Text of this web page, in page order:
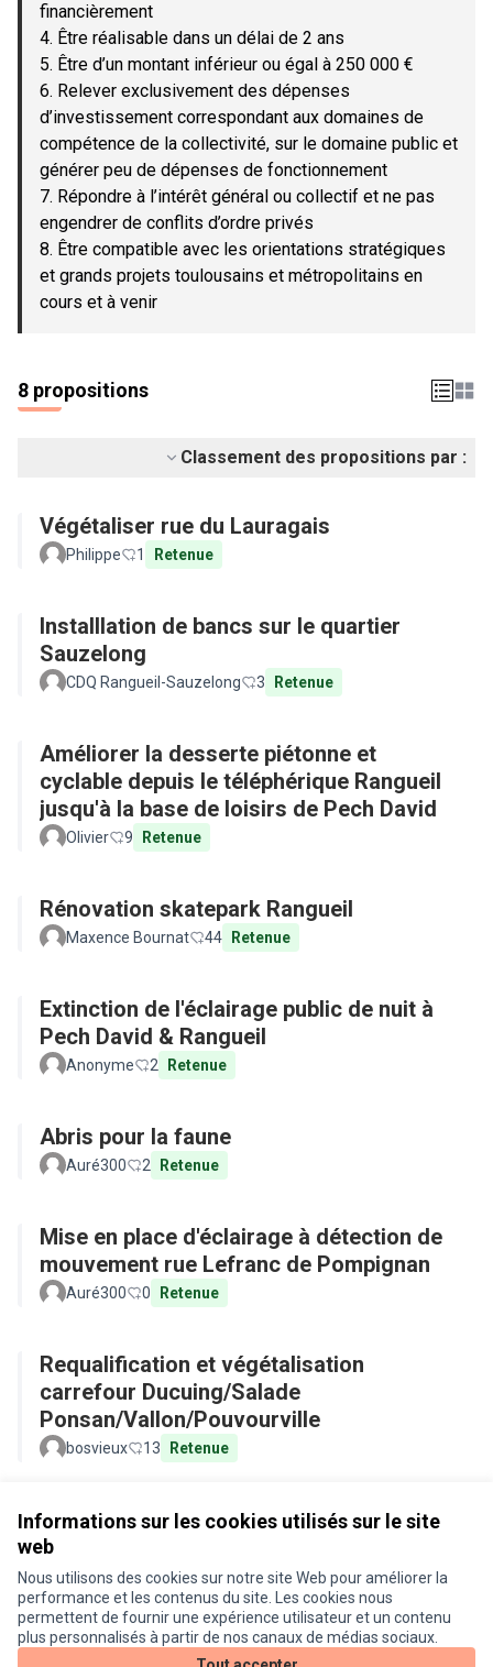
Informations sur les cookies utilisés sur le site
web
Nous utilisons des cookies sur notre site Web pour améliorer la
performance et les contenus du site. Les cookies nous
permettent de fournir une expérience utilisateur et un contenu
plus personnalisés à partir de nos canaux de médias sociaux.
financièrement
4. Être réalisable dans un délai de 2 ans
5. Être d’un montant inférieur ou égal à 250 000 €
6. Relever exclusivement des dépenses
d’investissement correspondant aux domaines de
compétence de la collectivité, sur le domaine public et
générer peu de dépenses de fonctionnement
7. Répondre à l’intérêt général ou collectif et ne pas
engendrer de conflits d’ordre privés
8. Être compatible avec les orientations stratégiques
et grands projets toulousains et métropolitains en
cours et à venir
8 propositions
Classement des propositions par :
Végétaliser rue du Lauragais
Philippe 1 Retenue
Installlation de bancs sur le quartier
Sauzelong
CDQ Rangueil-Sauzelong 3 Retenue
Améliorer la desserte piétonne et
cyclable depuis le téléphérique Rangueil
jusqu'à la base de loisirs de Pech David
Olivier 9 Retenue
Rénovation skatepark Rangueil
Maxence Bournat 44 Retenue
Extinction de l'éclairage public de nuit à
Pech David & Rangueil
Anonyme 2 Retenue
Abris pour la faune
Auré300 2 Retenue
Mise en place d'éclairage à détection de
mouvement rue Lefranc de Pompignan
Auré300 0 Retenue
Requalification et végétalisation
carrefour Ducuing/Salade
Ponsan/Vallon/Pouvourville
bosvieux 13 Retenue
Conditions d'utilisation
Paramètres des cookies
Je participe ! sur X
(Lien externe)
Je participe ! sur Facebook
Je participe ! sur Instagram